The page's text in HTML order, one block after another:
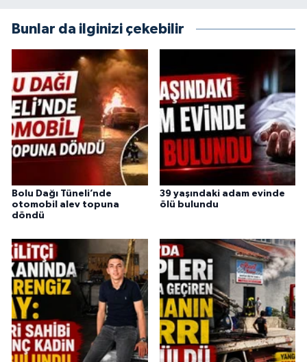
Bunlar da ilginizi çekebilir
Bolu Dağı Tüneli’nde
otomobil alev topuna
döndü
39 yaşındaki adam evinde
ölü bulundu